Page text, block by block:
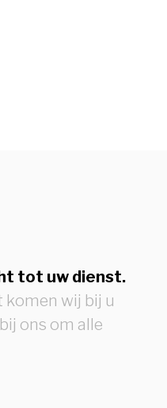
tot uw dienst.
wij bij u
ons om alle